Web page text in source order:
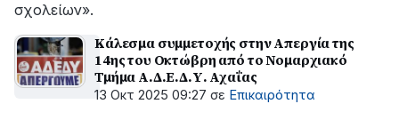
σχολείων».
Κάλεσμα συμμετοχής στην Απεργία της
14ης του Οκτώβρη από το Νομαρχιακό
Τμήμα Α.Δ.Ε.Δ.Υ. Αχαΐας
13 Οκτ 2025 09:27 σε Επικαιρότητα